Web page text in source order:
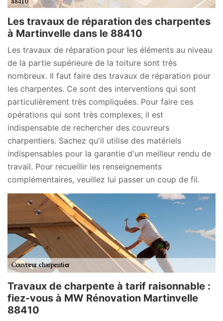
Les travaux de réparation des charpentes
à Martinvelle dans le 88410
Les travaux de réparation pour les éléments au niveau
de la partie supérieure de la toiture sont très
nombreux. Il faut faire des travaux de réparation pour
les charpentes. Ce sont des interventions qui sont
particulièrement très compliquées. Pour faire ces
opérations qui sont très complexes, il est
indispensable de rechercher des couvreurs
charpentiers. Sachez qu'il utilise des matériels
indispensables pour la garantie d'un meilleur rendu de
travail. Pour recueillir les renseignements
complémentaires, veuillez lui passer un coup de fil.
Travaux de charpente à tarif raisonnable :
fiez-vous à MW Rénovation Martinvelle
88410